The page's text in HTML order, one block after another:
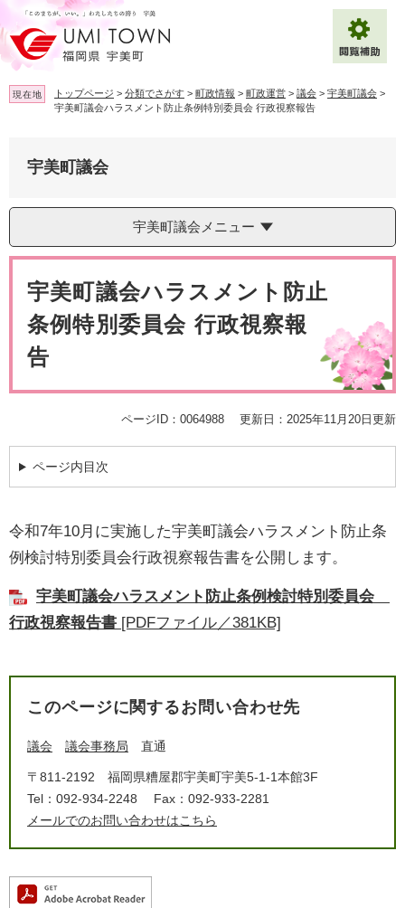
ー
ジ
の
先
頭
ニ
ュ
ー
を
飛
背景色変更
Multilingual（English・中文・한글）
現在地 トップページ > 分類でさがす > 町政情報 > 町政運営 > 議会 > 宇美町議会 >
宇美町議会ハラスメント防止条例特別委員会 行政視察報告
宇美町議会
宇美町議会メニュー
宇美町議会ハラスメント防止
条例特別委員会 行政視察報
告
ページID：0064988 更新日：2025年11月20日更新
ページ内目次
令和7年10月に実施した宇美町議会ハラスメント防止条
例検討特別委員会行政視察報告書を公開します。
宇美町議会ハラスメント防止条例検討特別委員会
行政視察報告書 [PDFファイル／381KB]
このページに関するお問い合わせ先
議会 議会事務局 直通
〒811-2192
福岡県糟屋郡宇美町宇美5-1-1本館3F
Tel：092-934-2248
Fax：092-933-2281
メールでのお問い合わせはこちら